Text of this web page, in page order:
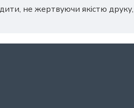
не жертвуючи якістю